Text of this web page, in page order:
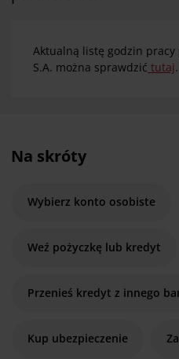
Aktualną listę godzin pracy
S.A. można sprawdzić tutaj.
Na skróty
Wybierz konto osobiste
Weź pożyczkę lub kredyt
Przenieś kredyt z innego
Kup ubezpieczenie